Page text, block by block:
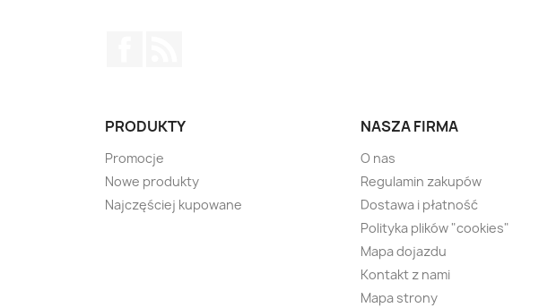
PRODUKTY
Promocje
Nowe produkty
Najczęściej kupowane
NASZA FIRMA
O nas
Regulamin zakupów
Dostawa i płatność
Polityka plików "cookies"
Mapa dojazdu
Kontakt z nami
Mapa strony